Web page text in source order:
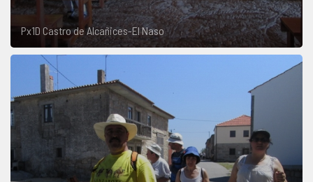
Px1D Castro de Alcañices-El Naso